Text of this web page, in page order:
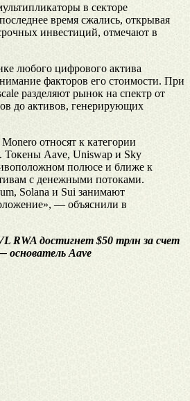
в секторе
время сжались, открывая
инвестиций, отмечают в
любого цифрового актива
факторов его стоимости. При
разделяют рынок на спектр от
до активов, генерирующих
относят к категории
Токены Aave, Uniswap и Sky
полюсе и ближе к
с денежными потоками.
Solana и Sui занимают
— объяснили в
RWA достигнет $50 трлн за счет
основатель Aave